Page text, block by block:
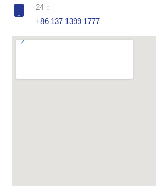
24：
+86 137 1399 1777